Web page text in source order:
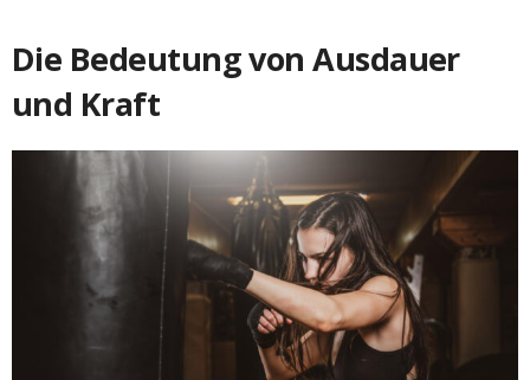
Die Bedeutung von Ausdauer
und Kraft